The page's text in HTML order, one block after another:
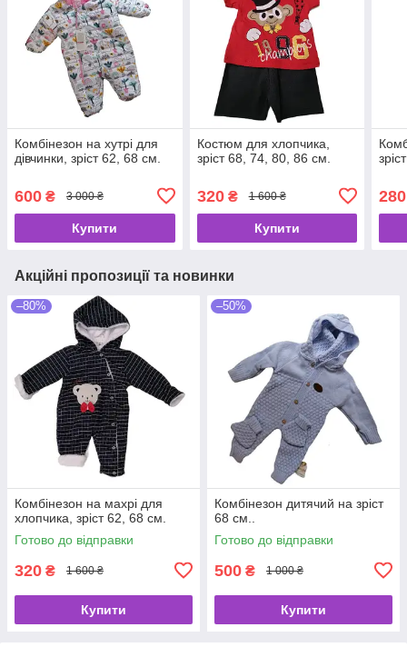
Комбінезон на хутрі для
дівчинки, зріст 62, 68 см.
600 ₴ 3 000 ₴
Купити
Костюм для хлопчика,
зріст 68, 74, 80, 86 см.
320₴ 1 600 ₴
Купити
280
Акційні пропозиції та новинки
–80%
Комбінезон на махрі для
хлопчика, зріст 62, 68 см.
Готово до відправки
320 ₴ 1 600 ₴
Купити
–50%
Комбінезон дитячий на зріст
68 см..
Готово до відправки
500 ₴ 1 000 ₴
Купити